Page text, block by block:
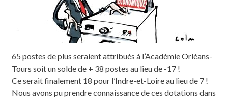
65 postes de plus seraient attribués à l’Académie Orléans-
Tours soit un solde de + 38 postes au lieu de -17 !
Ce serait finalement 18 pour l’Indre-et-Loire au lieu de 7 !
Nous avons pu prendre connaissance de ces dotations dans